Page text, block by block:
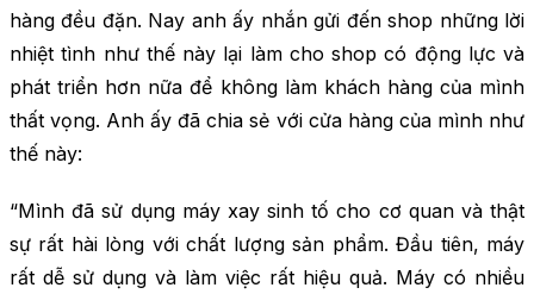
hàng đều đặn. Nay anh ấy nhắn gửi đến shop những lời
nhiệt tình như thế này lại làm cho shop có động lực và
phát triển hơn nữa để không làm khách hàng của mình
thất vọng. Anh ấy đã chia sẻ với cửa hàng của mình như
thế này:
“Mình đã sử dụng máy xay sinh tố cho cơ quan và thật
sự rất hài lòng với chất lượng sản phẩm. Đầu tiên, máy
rất dễ sử dụng và làm việc rất hiệu quả. Máy có nhiều